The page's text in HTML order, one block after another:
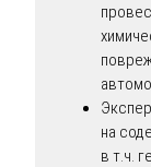
на
в т.ч.